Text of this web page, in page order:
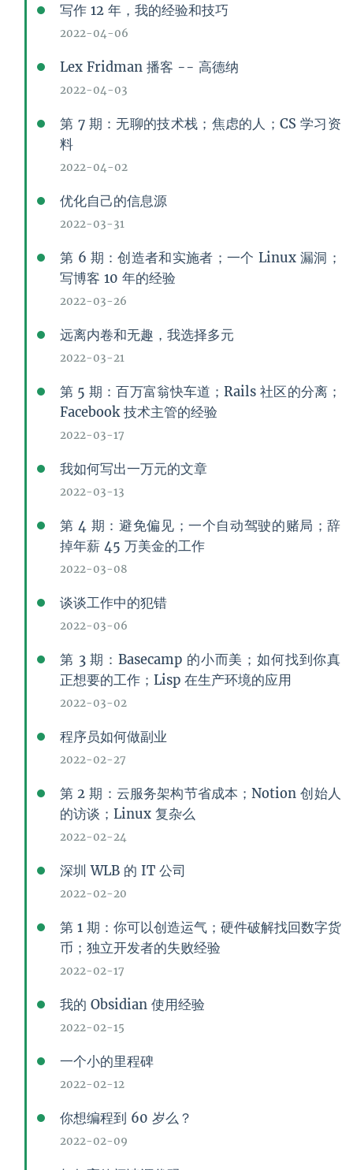
写作 12 年，我的经验和技巧
2022-04-06
Lex Fridman 播客 -- 高德纳
2022-04-03
第 7 期：无聊的技术栈；焦虑的人；CS 学习资
料
2022-04-02
优化自己的信息源
2022-03-31
第 6 期：创造者和实施者；一个 Linux 漏洞；
写博客 10 年的经验
2022-03-26
远离内卷和无趣，我选择多元
2022-03-21
第 5 期：百万富翁快车道；Rails 社区的分离；
Facebook 技术主管的经验
2022-03-17
我如何写出一万元的文章
2022-03-13
第 4 期：避免偏见；一个自动驾驶的赌局；辞
掉年薪 45 万美金的工作
2022-03-08
谈谈工作中的犯错
2022-03-06
第 3 期：Basecamp 的小而美；如何找到你真
正想要的工作；Lisp 在生产环境的应用
2022-03-02
程序员如何做副业
2022-02-27
第 2 期：云服务架构节省成本；Notion 创始人
的访谈；Linux 复杂么
2022-02-24
深圳 WLB 的 IT 公司
2022-02-20
第 1 期：你可以创造运气；硬件破解找回数字货
币；独立开发者的失败经验
2022-02-17
我的 Obsidian 使用经验
2022-02-15
一个小的里程碑
2022-02-12
你想编程到 60 岁么？
2022-02-09